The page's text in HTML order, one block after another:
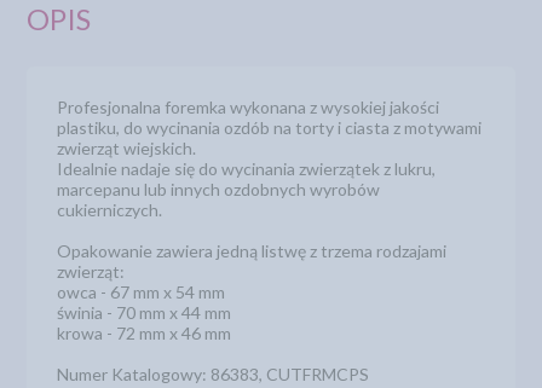
OPIS
Profesjonalna foremka wykonana z wysokiej jakości
plastiku, do wycinania ozdób na torty i ciasta z motywami
zwierząt wiejskich.
Idealnie nadaje się do wycinania zwierzątek z lukru,
marcepanu lub innych ozdobnych wyrobów
cukierniczych.
Opakowanie zawiera jedną listwę z trzema rodzajami
zwierząt:
owca - 67 mm x 54 mm
świnia - 70 mm x 44 mm
krowa - 72 mm x 46 mm
Numer Katalogowy: 86383, CUTFRMCPS